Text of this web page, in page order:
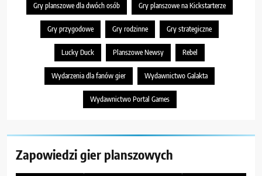
Gry planszowe dla dwóch osób Gry planszowe na Kickstarterze
Gry przygodowe Gry rodzinne Gry strategiczne
Lucky Duck Planszowe Newsy Rebel
Wydarzenia dla fanów gier Wydawnictwo Galakta
Wydawnictwo Portal Games
Zapowiedzi gier planszowych